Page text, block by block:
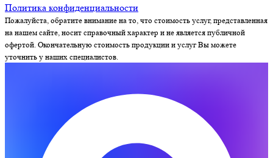
Политика конфиденциальности
Пожалуйста, обратите внимание на то, что стоимость услуг, представленная
на нашем сайте, носит справочный характер и не является публичной
офертой. Окончательную стоимость продукции и услуг Вы можете
уточнить у наших специалистов.